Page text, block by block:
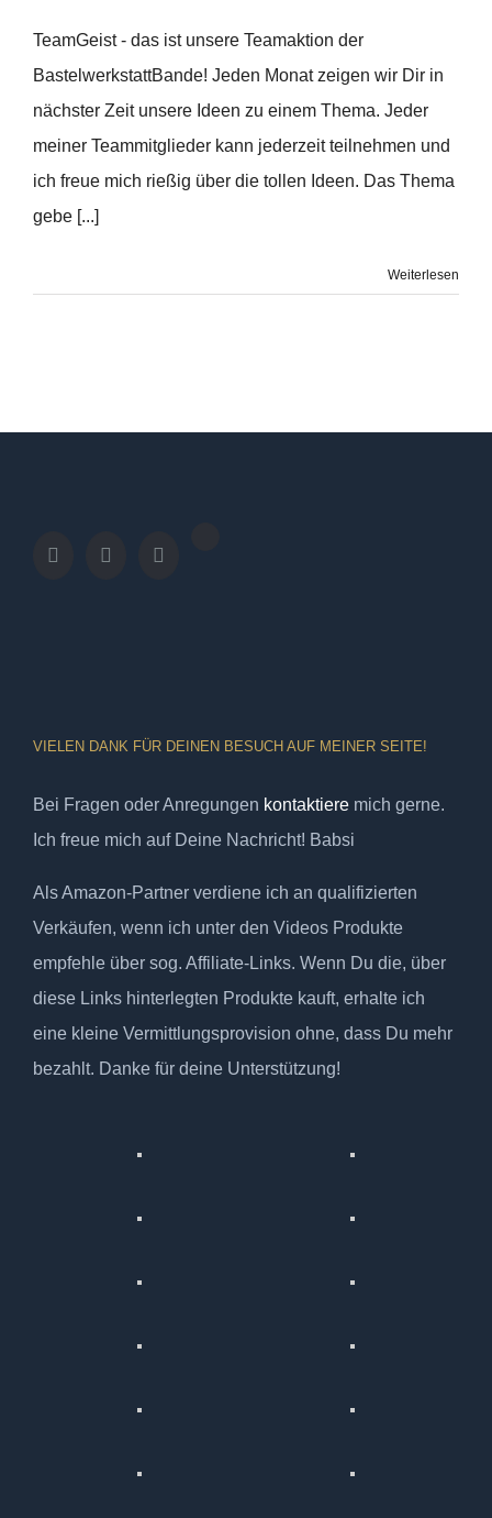
TeamGeist - das ist unsere Teamaktion der
BastelwerkstattBande! Jeden Monat zeigen wir Dir in
nächster Zeit unsere Ideen zu einem Thema. Jeder
meiner Teammitglieder kann jederzeit teilnehmen und
ich freue mich rießig über die tollen Ideen. Das Thema
gebe [...]
Weiterlesen
VIELEN DANK FÜR DEINEN BESUCH AUF MEINER SEITE!
Bei Fragen oder Anregungen kontaktiere mich gerne.
Ich freue mich auf Deine Nachricht! Babsi
Als Amazon-Partner verdiene ich an qualifizierten
Verkäufen, wenn ich unter den Videos Produkte
empfehle über sog. Affiliate-Links. Wenn Du die, über
diese Links hinterlegten Produkte kauft, erhalte ich
eine kleine Vermittlungsprovision ohne, dass Du mehr
bezahlt. Danke für deine Unterstützung!